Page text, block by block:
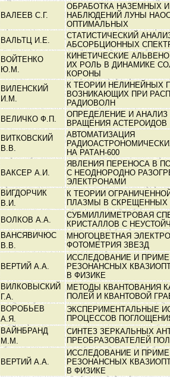
ВАЛЕЕВ С.Г.
ОБРАБОТКА НАЗЕМНЫХ
НАБЛЮДЕНИЙ ЛУНЫ
ОПТИМАЛЬНЫХ
ВАЛЬТЦ И.Е.
СТАТИСТИЧЕСКИЙ
АБСОРБЦИОННЫХ
ВОЙТЕНКО
Ю.М.
КИНЕТИЧЕСКИЕ
ИХ РОЛЬ В ДИНАМИКЕ
КОРОНЫ
ВИЛЕНСКИЙ
И.М.
К ТЕОРИИ НЕЛИНЕЙНЫХ
ВОЗНИКАЮЩИХ ПРИ
РАДИОВОЛН
ВЕЛИЧКО Ф.П.
ОПРЕДЕЛЕНИЕ И
ВРАЩЕНИЯ АСТЕРОИДОВ
ВИТКОВСКИЙ
В.В.
АВТОМАТИЗАЦИЯ
НА РАТАН-600
ВАКСЕР А.И.
ЯВЛЕНИЯ ПЕРЕНОСА В
С НЕОДНОРОДНО
ЭЛЕКТРОНАМИ
ВИГДОРЧИК
В.И.
К ТЕОРИИ
ПЛАЗМЫ В
ВОЛКОВ А.А.
СУБМИЛЛИМЕТРОВАЯ
КРИСТАЛЛОВ С
ВАНСЯВИЧЮС
В.В.
МНОГОЦВЕТНАЯ
ФОТОМЕТРИЯ ЗВЕЗД
ВЕРТИЙ А.А.
ИССЛЕДОВАНИЕ И
РЕЗОНАНСНЫХ
В ФИЗИКЕ
ВИЛКОВЫСКИЙ
Г.А.
МЕТОДЫ КВАНТОВАНИЯ
ПОЛЕЙ И КВАНТОВОЙ
ВОРОБЬЕВ
А.Я.
ЭКСПЕРИМЕНТАЛЬНЫЕ
ПРОЦЕССОВ
ВАЙНБРАНД
М.М.
СИНТЕЗ ЗЕРКАЛЬНЫХ
ПРЕОБРАЗОВАТЕЛЕЙ
ВЕРТИЙ А.А.
ИССЛЕДОВАНИЕ И
РЕЗОНАНСНЫХ
В ФИЗИКЕ